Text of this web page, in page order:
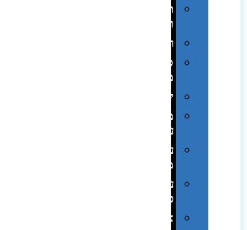
תערוכות
וכנסים
רמקולים
סוכריות
ממותגות
יודאיקה
מארזי
עטים
עטי
מתכת
עטי
פלסטיק
אוזניות